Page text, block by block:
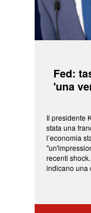
Fed:
'una
Il presidente
stata una
l’economia
recenti
indicano una